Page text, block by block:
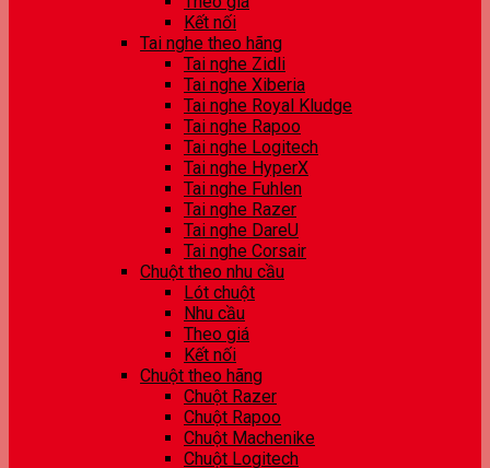
Kết nối
Tai nghe theo hãng
Tai nghe Zidli
Tai nghe Xiberia
Tai nghe Royal Kludge
Tai nghe Rapoo
Tai nghe Logitech
Tai nghe HyperX
Tai nghe Fuhlen
Tai nghe Razer
Tai nghe DareU
Tai nghe Corsair
Chuột theo nhu cầu
Lót chuột
Nhu cầu
Theo giá
Kết nối
Chuột theo hãng
Chuột Razer
Chuột Rapoo
Chuột Machenike
Chuột Logitech